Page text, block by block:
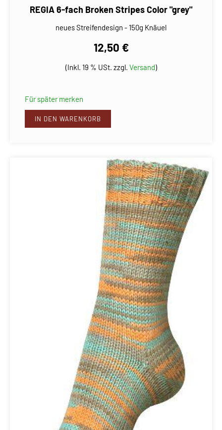
REGIA 6-fach Broken Stripes Color "grey"
neues Streifendesign - 150g Knäuel
12,50 €
(Inkl. 19 % USt. zzgl. Versand)
Für später merken
IN DEN WARENKORB